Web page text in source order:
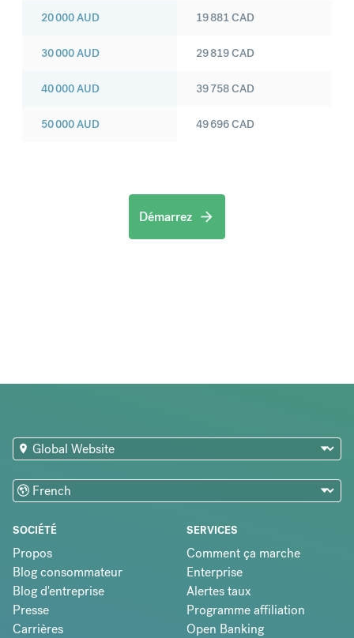
20 000AUD
30 000AUD
40 000AUD
50 000AUD
19 881CAD
29 819CAD
39 758CAD
49 696CAD
Démarrez
SOCIÉTÉ
Propos
Blog consommateur
Blog d'entreprise
Presse
Carrières
SERVICES
Comment ça marche
Enterprise
Alertes taux
Programme affiliation
Open Banking